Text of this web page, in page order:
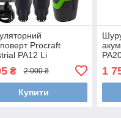
Procraft
PA12 Li
обмотка)
₴ 2 000 ₴
Купити
1